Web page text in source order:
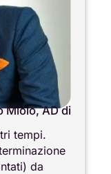
Miolo, AD di
tempi.
da